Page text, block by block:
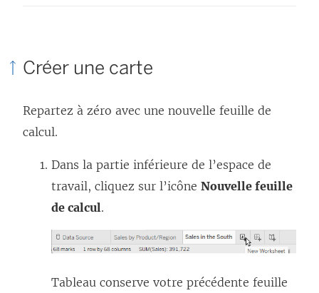
Créer une carte
Repartez à zéro avec une nouvelle feuille de
calcul.
Dans la partie inférieure de l’espace de
travail, cliquez sur l’icône Nouvelle feuille
de calcul.
Tableau conserve votre précédente feuille